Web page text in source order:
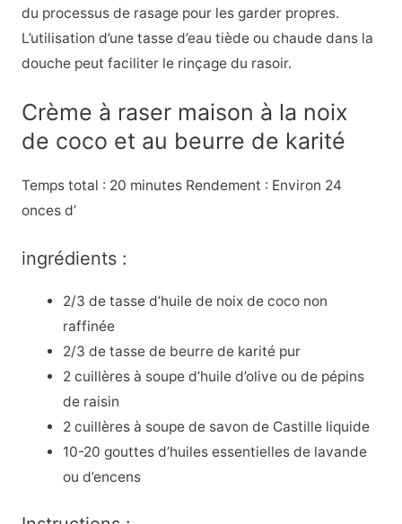
du processus de rasage pour les garder propres.
L’utilisation d’une tasse d’eau tiède ou chaude dans la
douche peut faciliter le rinçage du rasoir.
Crème à raser maison à la noix
de coco et au beurre de karité
Temps total : 20 minutes Rendement : Environ 24
onces d’
ingrédients :
2/3 de tasse d’huile de noix de coco non
raffinée
2/3 de tasse de beurre de karité pur
2 cuillères à soupe d’huile d’olive ou de pépins
de raisin
2 cuillères à soupe de savon de Castille liquide
10-20 gouttes d’huiles essentielles de lavande
ou d’encens